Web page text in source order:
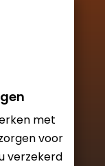
met
voor
verzekerd